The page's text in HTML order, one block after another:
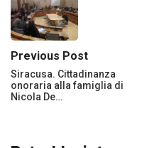
Previous Post
Siracusa. Cittadinanza
onoraria alla famiglia di
Nicola De…